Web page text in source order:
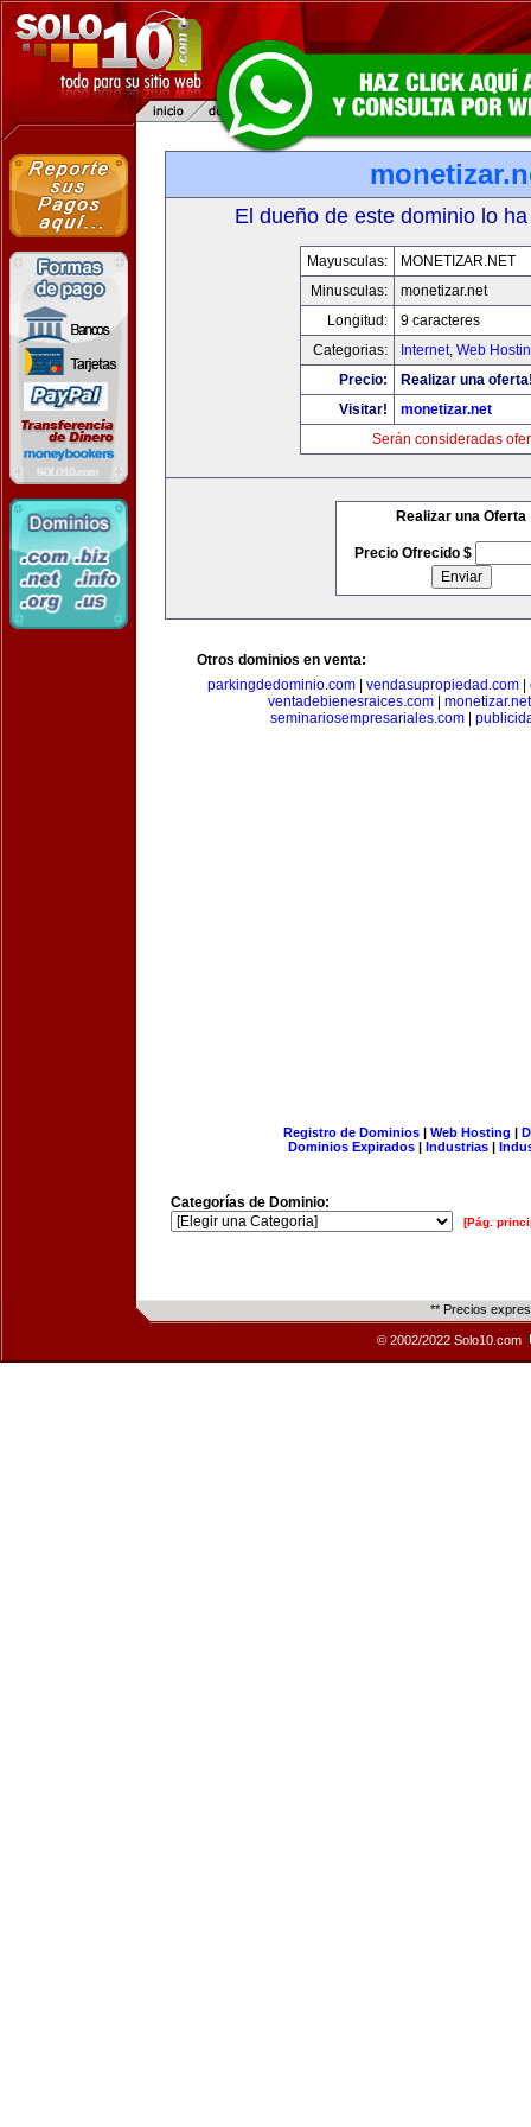
El dueño de este dominio lo
Mayusculas:
MONETIZAR.NET
Minusculas:
monetizar.net
Longitud:
9 caracteres
Categorias:
Internet, Web
Precio:
Realizar una
Visitar!
monetizar.net
Serán consideradas
Realizar una Oferta
Precio Ofrecido $
Otros dominios en venta:
parkingdedominio.com| vendasupropiedad.com|
ventadebienesraices.com
monetizar.net
seminariosempresariales.com
Registro de Dominios| Web Hosting |
Dominios Expirados | Industrias |
Categorías de Dominio:
[Pág.
** Precios
© 2002/2022 Solo10.com